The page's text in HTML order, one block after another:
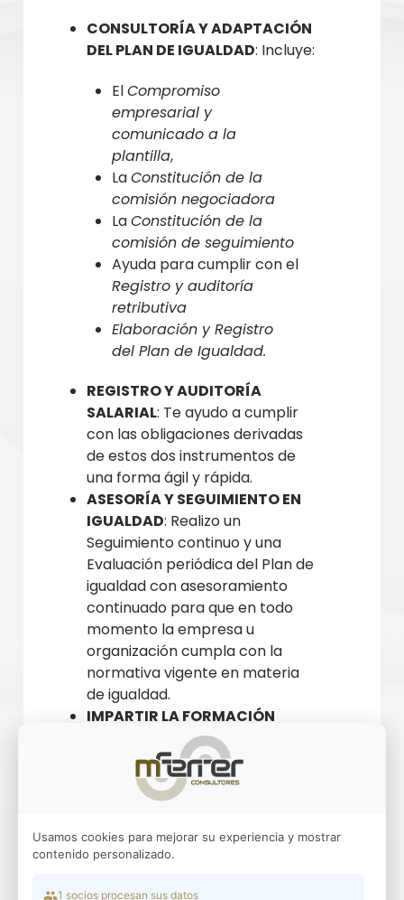
CONSULTORÍA Y ADAPTACIÓN
DEL PLAN DE IGUALDAD: Incluye:
ElCompromiso
empresarial y
comunicado a la
plantilla,
LaConstitución de la
comisión negociadora
LaConstitución de la
comisión de seguimiento
Ayuda para cumplir con el
Registro y auditoría
retributiva
Elaboración y Registro
del Plan de Igualdad.
REGISTRO Y AUDITORÍA
SALARIAL: Te ayudo a cumplir
con las obligaciones derivadas
de estos dos instrumentos de
una forma ágil y rápida.
ASESORÍA Y SEGUIMIENTO EN
IGUALDAD: Realizo un
Seguimiento continuo y una
Evaluación periódica del Plan de
igualdad con asesoramiento
continuado para que en todo
momento la empresa u
organización cumpla con la
normativa vigente en materia
de igualdad.
IMPARTIR LA FORMACIÓN
NECESARIA Y OBLIGATORIA
para sensibilizar a toda la
plantilla en materia de igualdad
y la específica para los
comisión de igualdad.
Usamos cookies para mejorar su experiencia y mostrar
contenido personalizado.
1 socios procesan sus datos